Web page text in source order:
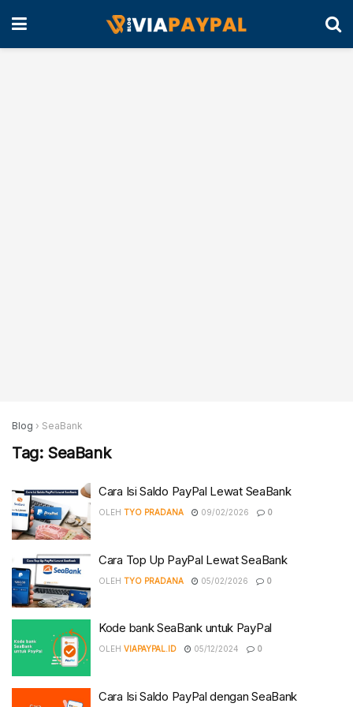
Blog › SeaBank
Tag: SeaBank
Cara Isi Saldo PayPal Lewat SeaBank
OLEH TYO PRADANA 09/02/2026 0
Cara Top Up PayPal Lewat SeaBank
OLEH TYO PRADANA 05/02/2026 0
Kode bank SeaBank untuk PayPal
OLEH VIAPAYPAL.ID 05/12/2024 0
Cara Isi Saldo PayPal dengan SeaBank